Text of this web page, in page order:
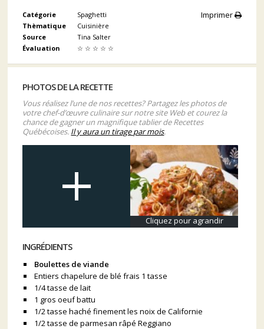
Imprimer
Catégorie
Spaghetti
Thèmatique
Cuisinière
Source
Tina Salter
Évaluation
☆ ☆ ☆ ☆ ☆
PHOTOS DE LA RECETTE
Vous réalisez l’une de nos recettes? Partagez les photos de
votre chef-d’œuvre culinaire sur notre site Web et courez la
chance de gagner un magnifique tablier de Recettes
Québécoises. Il y aura un tirage par mois.
Cliquez pour agrandir
INGRÉDIENTS
Boulettes de viande
Entiers chapelure de blé frais 1 tasse
1/4 tasse de lait
1 gros oeuf battu
1/2 tasse haché finement les noix de Californie
1/2 tasse de parmesan râpé Reggiano